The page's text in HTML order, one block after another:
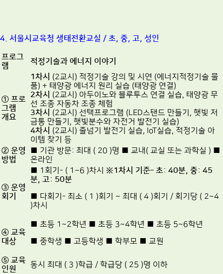
4. 서울시교육청 생태전환교실 / 초, 중, 고, 성인
프로그
램
적정기술과 에너지 이야기
① 프로
그램
개요
1차시 (2교시) 적정기술 강의 및 시연 (에너지적정기술 물
품) + 태양광 에너지 원리 실습 (태양광 연결)
2차시 (2교시) 아두이노와 블루투스 연결 실습, 태양광 무
선 조종 자동차 조종 체험
3차시 (2교시) 선택프로그램 (LED스탠드 만들기, 햇빛 저
금통 만들기, 햇빛분수와 자전거 발전기 실습)
4차시 (2교시) 줄넘기 발전기 실습, IoT실습, 적정기술 아
이템 찾기 등
② 운영
방법
■ 기관 방문: 최대 ( 20 )명 ■ 교내( 교실 또는 과학실 ) ■
온라인
③ 운영
회기
■ 1회기- ( 1~6 )차시 ※1차시 기준– 초: 40분, 중: 45
분, 고: 50분
■ 다회기- 최소 ( 1 )회기 ~ 최대 ( 4 )회기 / 회기당 ( 2~4
)차시
④ 교육
대상
■ 초등 1~2학년 ■ 초등 3~4학년 ■ 초등 5~6학년
■ 중학생 ■ 고등학생 ■ 학부모 ■ 교원
⑤ 교육
인원
동시 최대 ( 3 )학급 / 학급당 ( 25 )명 이하